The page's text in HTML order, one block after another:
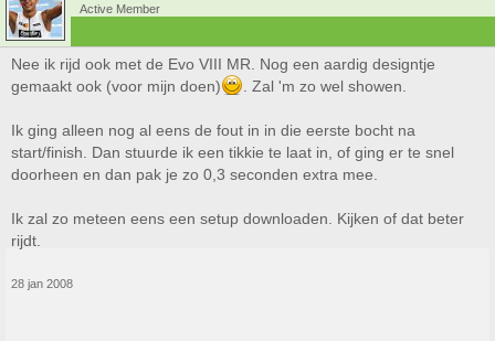
Active Member
Nee ik rijd ook met de Evo VIII MR. Nog een aardig designtje
gemaakt ook (voor mijn doen)
. Zal 'm zo wel showen.
Ik ging alleen nog al eens de fout in in die eerste bocht na
start/finish. Dan stuurde ik een tikkie te laat in, of ging er te snel
doorheen en dan pak je zo 0,3 seconden extra mee.
Ik zal zo meteen eens een setup downloaden. Kijken of dat beter
rijdt.
28 jan 2008